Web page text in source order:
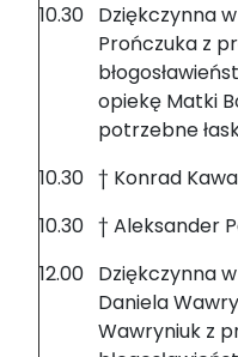
10.30 Dziękczynna
Prończuka z
opiekę Matki
potrzebne
10.30 † Konrad
10.30 † Aleksander
12.00 Dziękczynna
Daniela
Wawryniuk z